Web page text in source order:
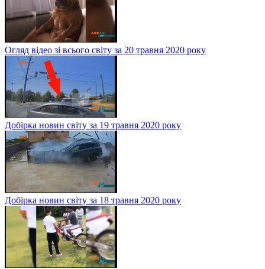
Огляд відео зі всього світу за 20 травня 2020 року
Добірка новин світу за 19 травня 2020 року
Добірка новин світу за 18 травня 2020 року